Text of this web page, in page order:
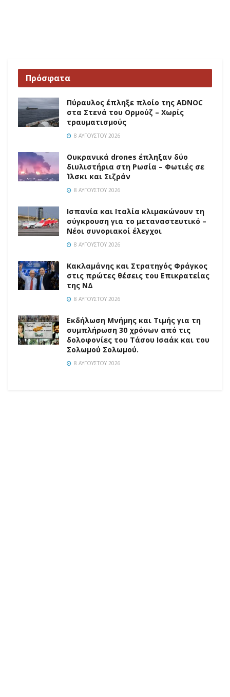
Πρόσφατα
Πύραυλος έπληξε πλοίο της ADNOC
στα Στενά του Ορμούζ – Χωρίς
τραυματισμούς
8 ΑΥΓΟΎΣΤΟΥ 2026
Ουκρανικά drones έπληξαν δύο
διυλιστήρια στη Ρωσία – Φωτιές σε
Ίλσκι και Σιζράν
8 ΑΥΓΟΎΣΤΟΥ 2026
Ισπανία και Ιταλία κλιμακώνουν τη
σύγκρουση για το μεταναστευτικό –
Νέοι συνοριακοί έλεγχοι
8 ΑΥΓΟΎΣΤΟΥ 2026
Κακλαμάνης και Στρατηγός Φράγκος
στις πρώτες θέσεις του Επικρατείας
της ΝΔ
8 ΑΥΓΟΎΣΤΟΥ 2026
Εκδήλωση Μνήμης και Τιμής για τη
συμπλήρωση 30 χρόνων από τις
δολοφονίες του Τάσου Ισαάκ και του
Σολωμού Σολωμού.
8 ΑΥΓΟΎΣΤΟΥ 2026